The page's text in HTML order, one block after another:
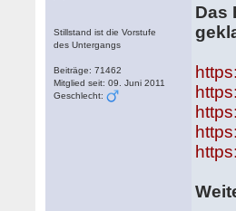
Stillstand ist die Vorstufe
des Untergangs
Beiträge: 71462
Mitglied seit: 09. Juni 2011
Geschlecht:
Das